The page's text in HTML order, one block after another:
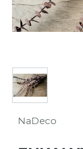
NaDeco